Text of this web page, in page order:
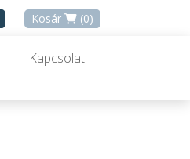
Kosár (0)
Kapcsolat